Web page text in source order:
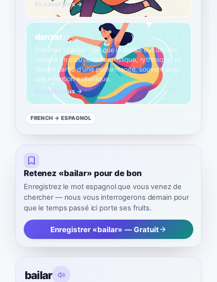
En savoir plus →
danzarA2
Préférez "danzar" lorsque la danse est décrite
comme un mouvement artistique, rythmique, ou
faisant partie d'une performance, souvent avec
une intention esthétique.
En savoir plus →
FRENCH → ESPAGNOL
Retenez «bailar» pour de bon
Enregistrez le mot espagnol que vous venez de
chercher — nous vous interrogerons demain pour
que le temps passé ici porte ses fruits.
Enregistrer «bailar» — Gratuit
bailar